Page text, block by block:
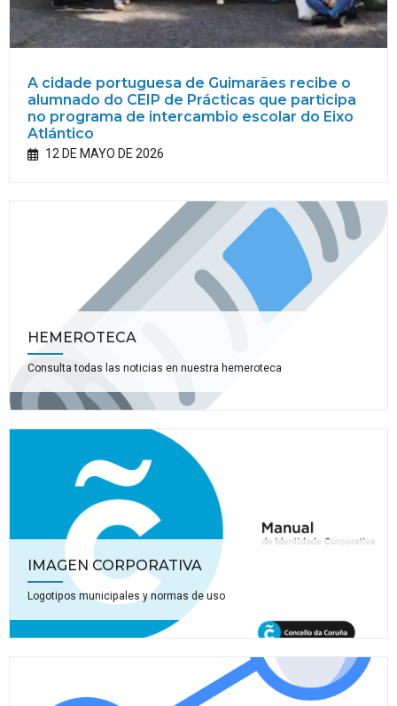
A cidade portuguesa de Guimarães recibe o
alumnado do CEIP de Prácticas que participa
no programa de intercambio escolar do Eixo
Atlántico
12 DE MAYO DE 2026
HEMEROTECA
Consulta todas las noticias en nuestra hemeroteca
IMAGEN CORPORATIVA
Logotipos municipales y normas de uso